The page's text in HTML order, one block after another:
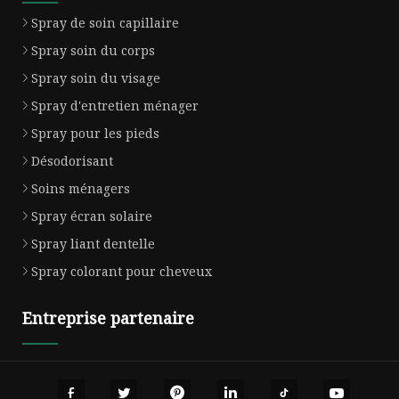
Spray de soin capillaire
Spray soin du corps
Spray soin du visage
Spray d'entretien ménager
Spray pour les pieds
Désodorisant
Soins ménagers
Spray écran solaire
Spray liant dentelle
Spray colorant pour cheveux
Entreprise partenaire